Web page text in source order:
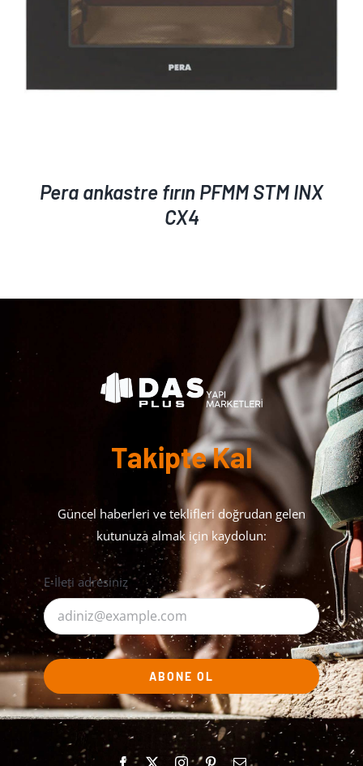
Pera ankastre fırın PFMM STM INX
CX4
Takipte Kal
Güncel haberleri ve teklifleri doğrudan gelen
kutunuza almak için kaydolun:
E-İleti adresiniz
ABONE OL